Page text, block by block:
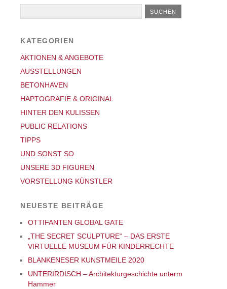
KATEGORIEN
AKTIONEN & ANGEBOTE
AUSSTELLUNGEN
BETONHAVEN
HAPTOGRAFIE & ORIGINAL
HINTER DEN KULISSEN
PUBLIC RELATIONS
TIPPS
UND SONST SO
UNSERE 3D FIGUREN
VORSTELLUNG KÜNSTLER
NEUESTE BEITRÄGE
OTTIFANTEN GLOBAL GATE
„THE SECRET SCULPTURE“ – DAS ERSTE
VIRTUELLE MUSEUM FÜR KINDERRECHTE
BLANKENESER KUNSTMEILE 2020
UNTERIRDISCH – Architekturgeschichte unterm
Hammer